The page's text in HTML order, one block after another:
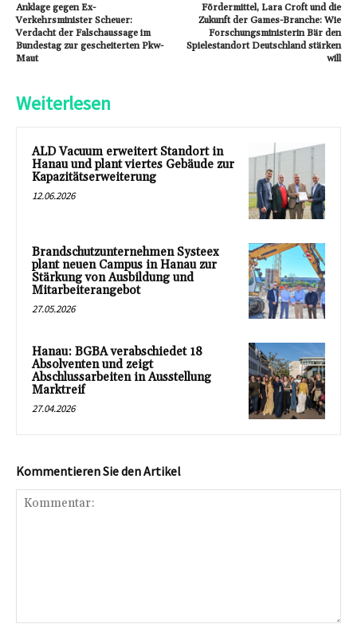
Anklage gegen Ex-
Verkehrsminister Scheuer:
Verdacht der Falschaussage im
Bundestag zur gescheiterten Pkw-
Maut
Fördermittel, Lara Croft und die
Zukunft der Games-Branche: Wie
Forschungsministerin Bär den
Spielestandort Deutschland stärken
will
Weiterlesen
ALD Vacuum erweitert Standort in
Hanau und plant viertes Gebäude zur
Kapazitätserweiterung
12.06.2026
Brandschutzunternehmen Systeex
plant neuen Campus in Hanau zur
Stärkung von Ausbildung und
Mitarbeiterangebot
27.05.2026
Hanau: BGBA verabschiedet 18
Absolventen und zeigt
Abschlussarbeiten in Ausstellung
Marktreif
27.04.2026
Kommentieren Sie den Artikel